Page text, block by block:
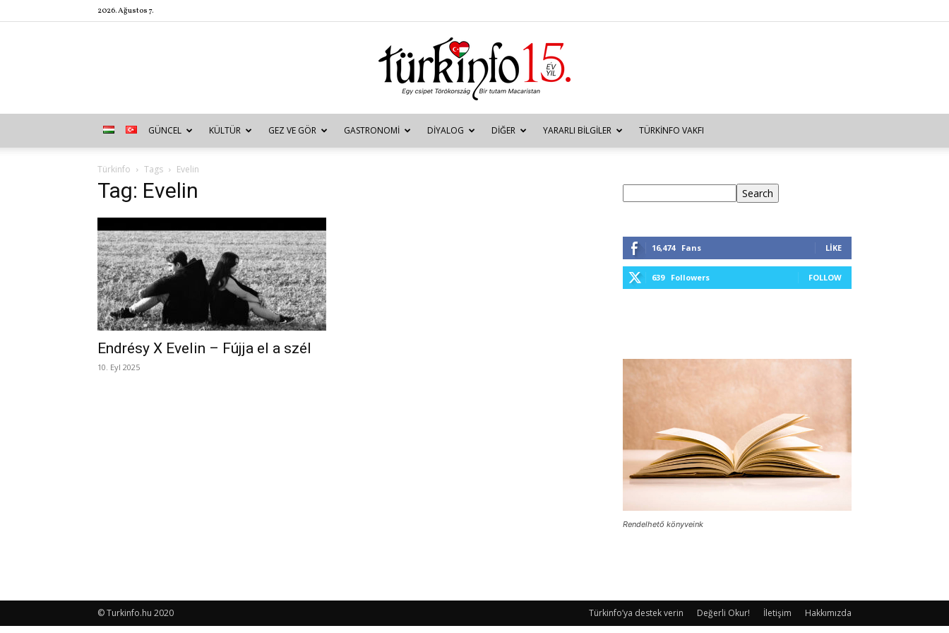
2026. Ağustos 7.
Türkinfo
GÜNCEL KÜLTÜR GEZ VE GÖR GASTRONOMI DIYALOG DIĞER YARARLI BILGILER TÜRKINFO VAKFI
Türkinfo Tags Evelin
Tag: Evelin
Endrésy X Evelin – Fújja el a szél
10. Eyl 2025
Search
16,474 Fans LIKE
639 Followers FOLLOW
Rendelhető könyveink
Türkinfo’ya destek verin Değerli Okur! İletişim Hakkımızda
© Turkinfo.hu 2020